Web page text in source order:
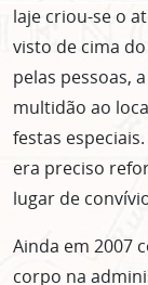
laje criou-se o
visto de cima
pelas pessoas,
multidão ao
festas
era preciso
lugar de
Ainda em 2007
corpo na